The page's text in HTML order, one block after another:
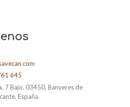
645
7 Bajo. 03450, Banyeres de
España.